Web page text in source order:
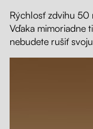
Rýchlosť zdvihu 50
Vďaka mimoriadne
nebudete rušiť